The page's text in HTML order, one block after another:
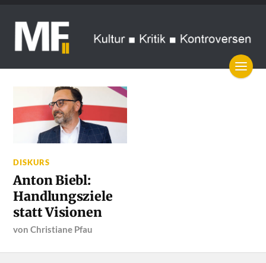
DISKURS
Anton Biebl:
Handlungsziele
statt Visionen
vonChristiane Pfau